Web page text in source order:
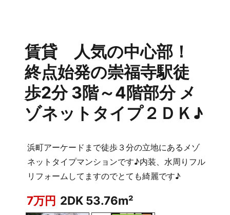
賃貸 人気の中心部！
終点始発の崇福寺駅徒
歩2分 3階～4階部分 メ
ゾネットタイプ２ＤＫ♪
浜町アーケードまで徒歩３分の立地にあるメゾ
ネットタイプマンションです♪内装、水周りフル
リフォームしてますのでとても綺麗です♪
7万円 2DK 53.76m²